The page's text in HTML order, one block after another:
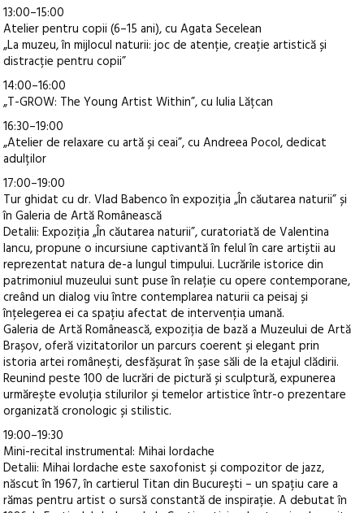
13:00–15:00
Atelier pentru copii (6–15 ani), cu Agata Secelean
„La muzeu, în mijlocul naturii: joc de atenție, creație artistică și
distracție pentru copii”
14:00–16:00
„T-GROW: The Young Artist Within”, cu Iulia Lățcan
16:30–19:00
„Atelier de relaxare cu artă și ceai”, cu Andreea Pocol, dedicat
adulților
17:00–19:00
Tur ghidat cu dr. Vlad Babenco în expoziția „În căutarea naturii” și
în Galeria de Artă Românească
Detalii: Expoziția „În căutarea naturii”, curatoriată de Valentina
Iancu, propune o incursiune captivantă în felul în care artiștii au
reprezentat natura de-a lungul timpului. Lucrările istorice din
patrimoniul muzeului sunt puse în relație cu opere contemporane,
creând un dialog viu între contemplarea naturii ca peisaj și
înțelegerea ei ca spațiu afectat de intervenția umană.
Galeria de Artă Românească, expoziția de bază a Muzeului de Artă
Brașov, oferă vizitatorilor un parcurs coerent și elegant prin
istoria artei românești, desfășurat în șase săli de la etajul clădirii.
Reunind peste 100 de lucrări de pictură și sculptură, expunerea
urmărește evoluția stilurilor și temelor artistice într-o prezentare
organizată cronologic și stilistic.
19:00–19:30
Mini-recital instrumental: Mihai Iordache
Detalii: Mihai Iordache este saxofonist și compozitor de jazz,
născut în 1967, în cartierul Titan din București – un spațiu care a
rămas pentru artist o sursă constantă de inspirație. A debutat în